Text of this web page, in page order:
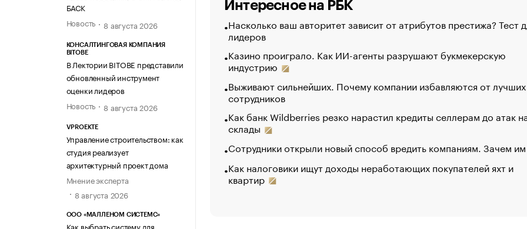
БАСК
Новость
8 августа 2026
КОНСАЛТИНГОВАЯ КОМПАНИЯ
BITOBE
В Лектории BITOBE представили
обновленный инструмент
оценки лидеров
Новость
8 августа 2026
VPROEKTE
Управление строительством: как
студия реализует
архитектурный проект дома
Мнение эксперта
8 августа 2026
ООО «МАЛЛЕНОМ СИСТЕМС»
Как выбрать систему для
Интересное на РБК
Насколько ваш авторитет зависит от атрибутов престижа? Тест
лидеров
Казино проиграло. Как ИИ-агенты разрушают букмекерскую
индустрию
Выживают сильнейших. Почему компании избавляются от лучших
сотрудников
Как банк Wildberries резко нарастил кредиты селлерам до атак
склады
Сотрудники открыли новый способ вредить компаниям. Зачем
Как налоговики ищут доходы неработающих покупателей яхт и
квартир